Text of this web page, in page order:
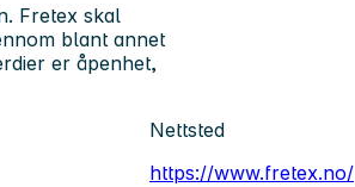
Fretex skal
blant annet
er åpenhet,
Nettsted
https://www.fretex.no/